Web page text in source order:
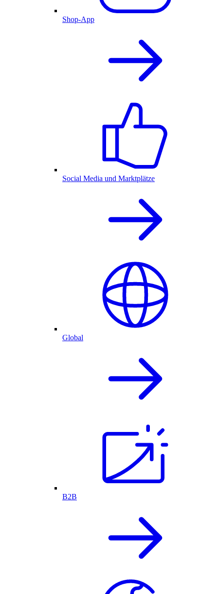
Shop-App
Social Media und Marktplätze
Global
B2B